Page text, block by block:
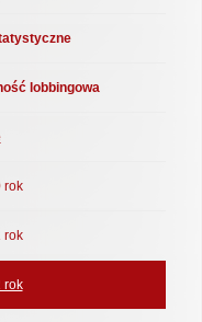
lobbingowa
rok
rok
rok